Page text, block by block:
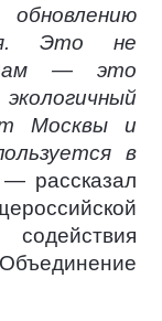
Это не
— это
Москвы и
в
рассказал